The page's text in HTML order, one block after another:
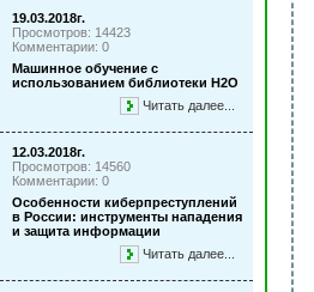
19.03.2018г.
Просмотров: 14423
Комментарии: 0
Машинное обучение с
использованием библиотеки Н2О
Читать далее...
12.03.2018г.
Просмотров: 14560
Комментарии: 0
Особенности киберпреступлений
в России: инструменты нападения
и защита информации
Читать далее...